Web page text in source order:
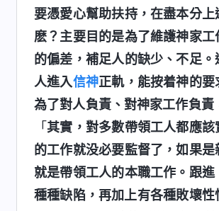
要憑愛心幫助扶持，在盡本分
麽？主要目的是為了維護神家
的偏差，補足人的缺少、不足
人進入信神正軌，能按着神的
為了對人負責、對神家工作負責
「 其實，對多數帶領工人都應
的工作就没必要監督了，如果
就是帶領工人的本職工作。跟
種種缺陷，再加上有各種敗壞